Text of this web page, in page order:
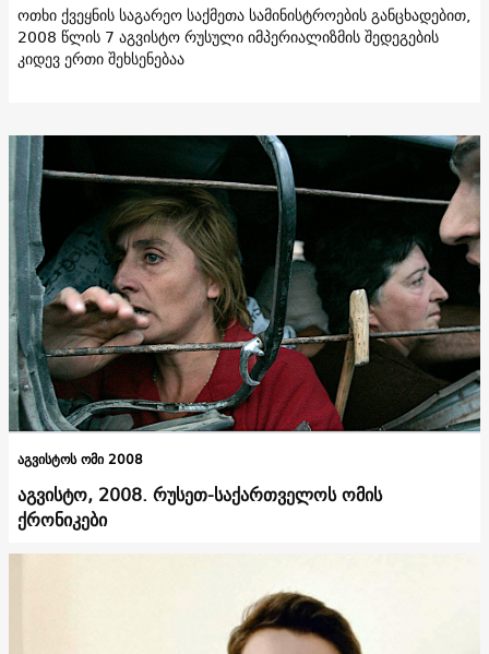
ოთხი ქვეყნის საგარეო საქმეთა სამინისტროების განცხადებით,
2008 წლის 7 აგვისტო რუსული იმპერიალიზმის შედეგების
კიდევ ერთი შეხსენებაა
აგვისტოს ომი 2008
აგვისტო, 2008. რუსეთ-საქართველოს ომის
ქრონიკები